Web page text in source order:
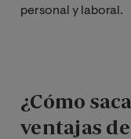
personal y laboral.
¿Cómo
ventajas